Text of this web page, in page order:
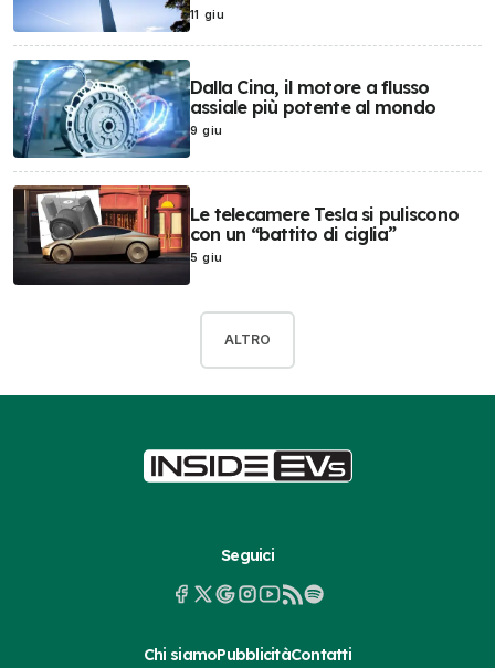
11 giu
Dalla Cina, il motore a flusso
assiale più potente al mondo
9 giu
Le telecamere Tesla si puliscono
con un “battito di ciglia”
5 giu
ALTRO
Seguici
Chi siamoPubblicitàContatti